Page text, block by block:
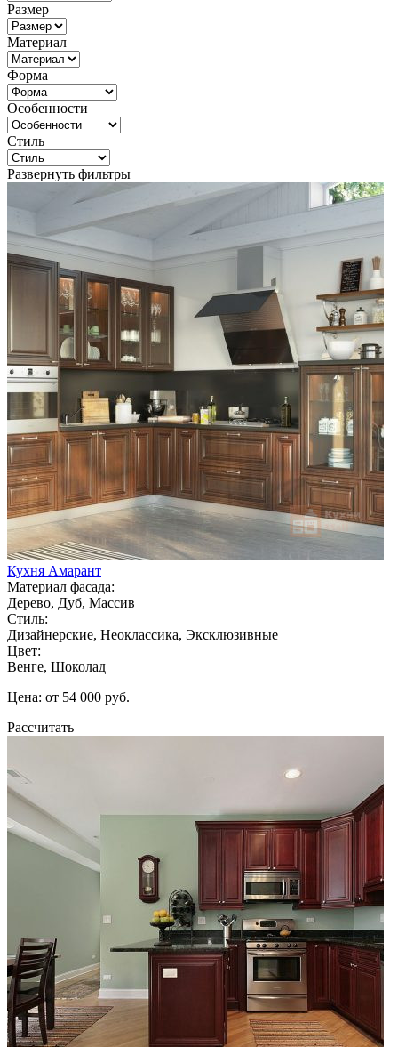
Размер
Материал
Форма
Особенности
Стиль
Развернуть фильтры
Кухня Амарант
Материал фасада:
Дерево, Дуб, Массив
Стиль:
Дизайнерские, Неоклассика, Эксклюзивные
Цвет:
Венге, Шоколад
Цена: от 54 000 руб.
Рассчитать